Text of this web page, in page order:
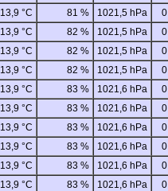
13,9 °C 81 % 1021,5 hPa
13,9 °C 82 % 1021,5 hPa
13,9 °C 82 % 1021,5 hPa
13,9 °C 82 % 1021,5 hPa
13,9 °C 83 % 1021,6 hPa
13,9 °C 83 % 1021,6 hPa
13,9 °C 83 % 1021,6 hPa
13,9 °C 83 % 1021,6 hPa
13,9 °C 83 % 1021,6 hPa
13,9 °C 83 % 1021,6 hPa